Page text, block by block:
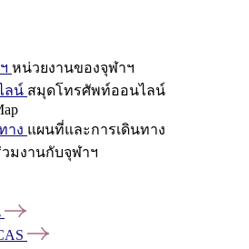
หน่วยงานของจุฬาฯ
ลน์ สมุดโทรศัพท์ออนไลน์
าง แผนที่และการเดินทาง
วมงานกับจุฬาฯ